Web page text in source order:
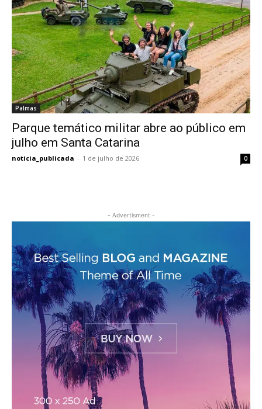
Palmas
Parque temático militar abre ao público em
julho em Santa Catarina
noticia_publicada - 1 de julho de 2026 0
- Advertisment -